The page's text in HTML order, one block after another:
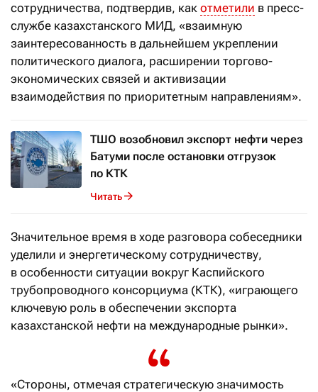
сотрудничества, подтвердив, как отметили в пресс-
службе казахстанского МИД, «взаимную
заинтересованность в дальнейшем укреплении
политического диалога, расширении торгово-
экономических связей и активизации
взаимодействия по приоритетным направлениям».
ТШО возобновил экспорт нефти через
Батуми после остановки отгрузок
по КТК
Читать
Значительное время в ходе разговора собеседники
уделили и энергетическому сотрудничеству,
в особенности ситуации вокруг Каспийского
трубопроводного консорциума (КТК), «играющего
ключевую роль в обеспечении экспорта
казахстанской нефти на международные рынки».
«Стороны, отмечая стратегическую значимость